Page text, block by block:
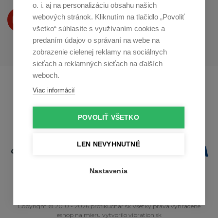
o. i. aj na personalizáciu obsahu našich
webových stránok. Kliknutím na tlačidlo „Povoliť
všetko“ súhlasíte s využívaním cookies a
predaním údajov o správaní na webe na
zobrazenie cielenej reklamy na sociálnych
sieťach a reklamných sieťach na ďalších
weboch.
Viac informácií
POVOLIŤ VŠETKO
LEN NEVYHNUTNÉ
Nastavenia
Produkty Vám predstavujeme
na Youtube
Profikuchař.cz
Copyright © 2010 - 2026 profikuchar.sk Všetky práva vyhradené
eshop na mieru vytvorilo vibration.sk